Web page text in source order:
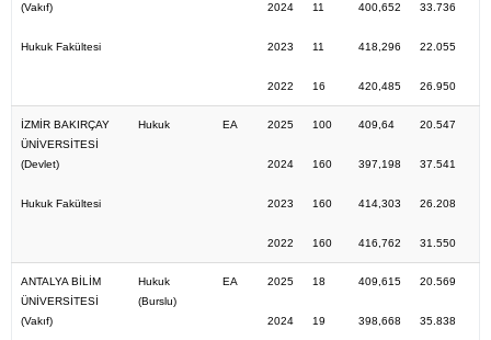
(Vakıf)
Hukuk Fakültesi
2024
2023
2022
11
11
16
400,652
418,296
420,485
33.736
22.055
26.950
İZMİR BAKIRÇAY
ÜNİVERSİTESİ
(Devlet)
Hukuk Fakültesi
Hukuk EA 2025
2024
2023
2022
100
160
160
160
409,64
397,198
414,303
416,762
20.547
37.541
26.208
31.550
ANTALYA BİLİM
ÜNİVERSİTESİ
(Vakıf)
Hukuk
(Burslu)
EA 2025
2024
18
19
409,615
398,668
20.569
35.838